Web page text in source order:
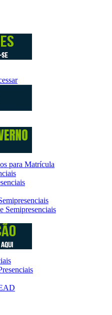
para Matrícula
Semipresenciais